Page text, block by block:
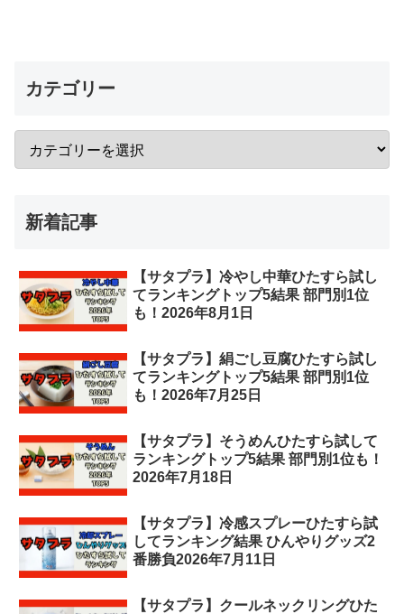
カテゴリー
新着記事
【サタプラ】冷やし中華ひたすら試し
てランキングトップ5結果 部門別1位
も！2026年8月1日
【サタプラ】絹ごし豆腐ひたすら試し
てランキングトップ5結果 部門別1位
も！2026年7月25日
【サタプラ】そうめんひたすら試して
ランキングトップ5結果 部門別1位も！
2026年7月18日
【サタプラ】冷感スプレーひたすら試
してランキング結果 ひんやりグッズ2
番勝負2026年7月11日
【サタプラ】クールネックリングひた